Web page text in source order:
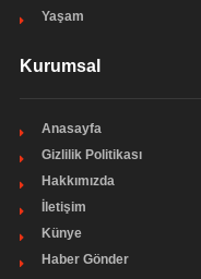
Yaşam
Kurumsal
Anasayfa
Gizlilik Politikası
Hakkımızda
İletişim
Künye
Haber Gönder